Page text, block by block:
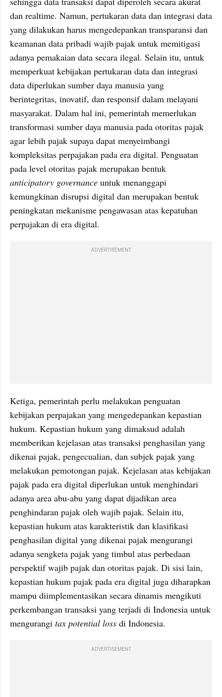
dan realtime. Namun, pertukaran data dan integrasi data
yang dilakukan harus mengedepankan transparansi dan
keamanan data pribadi wajib pajak untuk memitigasi
adanya pemakaian data secara ilegal. Selain itu, untuk
memperkuat kebijakan pertukaran data dan integrasi
data diperlukan sumber daya manusia yang
berintegritas, inovatif, dan responsif dalam melayani
masyarakat. Dalam hal ini, pemerintah memerlukan
transformasi sumber daya manusia pada otoritas pajak
agar lebih pajak supaya dapat menyeimbangi
kompleksitas perpajakan pada era digital. Penguatan
pada level otoritas pajak merupakan bentuk
anticipatory governance untuk menanggapi
kemungkinan disrupsi digital dan merupakan bentuk
peningkatan mekanisme pengawasan atas kepatuhan
perpajakan di era digital.
ADVERTISEMENT
Ketiga, pemerintah perlu melakukan penguatan
kebijakan perpajakan yang mengedepankan kepastian
hukum. Kepastian hukum yang dimaksud adalah
memberikan kejelasan atas transaksi penghasilan yang
dikenai pajak, pengecualian, dan subjek pajak yang
melakukan pemotongan pajak. Kejelasan atas kebijakan
pajak pada era digital diperlukan untuk menghindari
adanya area abu-abu yang dapat dijadikan area
penghindaran pajak oleh wajib pajak. Selain itu,
kepastian hukum atas karakteristik dan klasifikasi
penghasilan digital yang dikenai pajak mengurangi
adanya sengketa pajak yang timbul atas perbedaan
perspektif wajib pajak dan otoritas pajak. Di sisi lain,
kepastian hukum pajak pada era digital juga diharapkan
mampu diimplementasikan secara dinamis mengikuti
perkembangan transaksi yang terjadi di Indonesia untuk
mengurangi tax potential loss di Indonesia.
ADVERTISEMENT